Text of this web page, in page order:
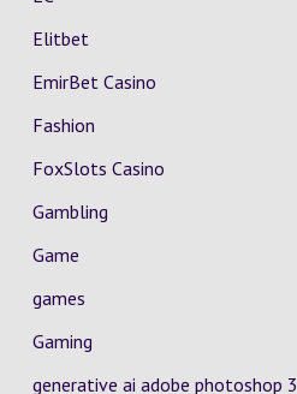
Elitbet
EmirBet Casino
Fashion
FoxSlots Casino
Gambling
Game
games
Gaming
generative ai adobe photoshop 3